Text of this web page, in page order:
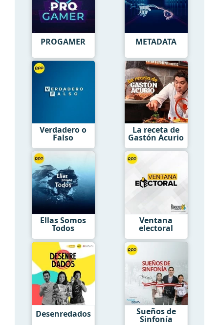
PROGAMER METADATA
Verdadero o
Falso
La receta de
Gastón Acurio
Ellas Somos
Todos
Ventana
electoral
Desenredados Sueños de
Sinfonía